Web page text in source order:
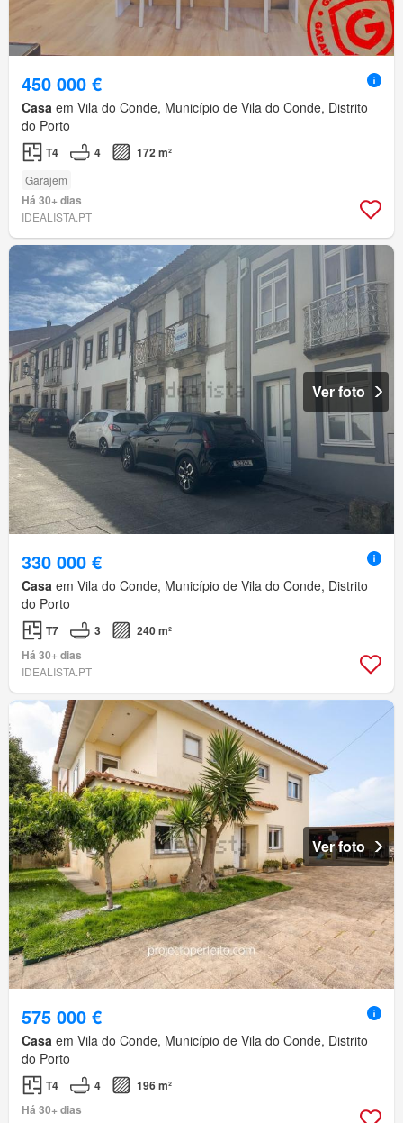
450 000 €
Casa em Vila do Conde, Município de Vila do Conde, Distrito
do Porto
T4 4 172 m²
Garajem
Há 30+ dias
IDEALISTA.PT
Ver foto
330 000 €
Casa em Vila do Conde, Município de Vila do Conde, Distrito
do Porto
T7 3
240 m²
Há 30+ dias
IDEALISTA.PT
Ver foto
575 000 €
Casa em Vila do Conde, Município de Vila do Conde, Distrito
do Porto
T4 4
196 m²
Há 30+ dias